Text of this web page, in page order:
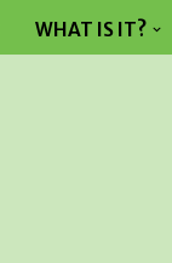
WHAT IS IT?